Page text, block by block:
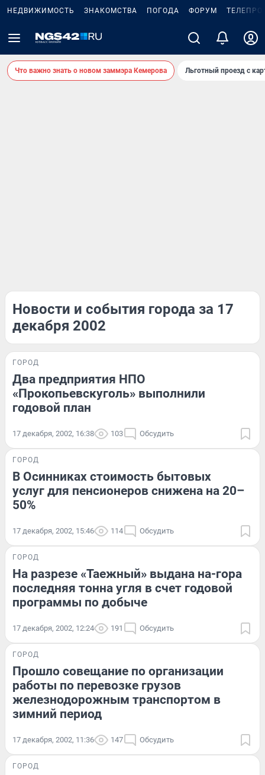
НЕДВИЖИМОСТЬ ЗНАКОМСТВА ПОГОДА ФОРУМ
Что важно знать о новом заммэра Кемерова Льготный проезд с
Новости и события города за 17
декабря 2002
ГОРОД
Два предприятия НПО
«Прокопьевскуголь» выполнили
годовой план
17 декабря, 2002, 16:38 103 Обсудить
ГОРОД
В Осинниках стоимость бытовых
услуг для пенсионеров снижена на 20–
50%
17 декабря, 2002, 15:46 114 Обсудить
ГОРОД
На разрезе «Таежный» выдана на-гора
последняя тонна угля в счет годовой
программы по добыче
17 декабря, 2002, 12:24 191 Обсудить
ГОРОД
Прошло совещание по организации
работы по перевозке грузов
железнодорожным транспортом в
зимний период
17 декабря, 2002, 11:36 147 Обсудить
ГОРОД